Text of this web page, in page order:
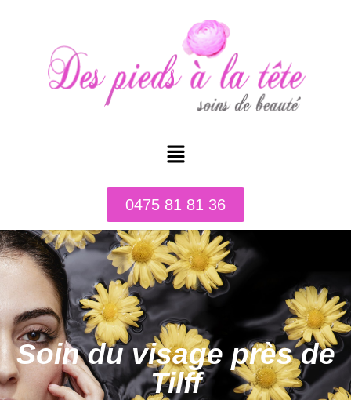
0475 81 81 36
Soin du visage près de
Tilff